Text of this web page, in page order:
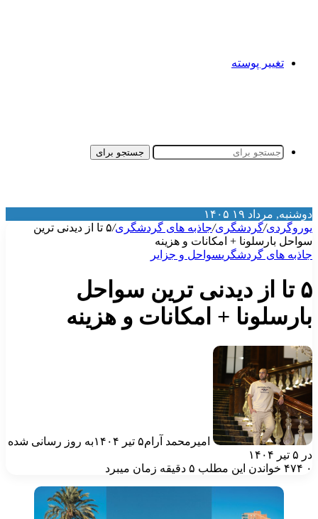
تغییر پوسته
جستجو برای
مرداد ۱۹ ۱۴۰۵
/گردشگری /جاذبه‌ های گردشگری / ۵ تا از دیدنی ترین
بارسلونا + امکانات و هزینه
های گردشگریسواحل و جزایر
۵ تا از دیدنی ترین سواحل
+ امکانات و هزینه
امیرمحمد آرام ۵ تیر ۱۴۰۴
به روز رسانی شده
۱۴۰۴
خواندن این مطلب ۵ دقیقه زمان میبرد